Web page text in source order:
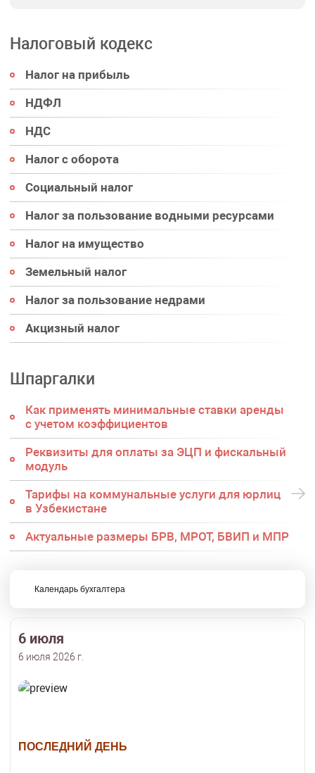
Налоговый кодекс
Налог на прибыль
НДФЛ
НДС
Налог с оборота
Социальный налог
Налог за пользование водными ресурсами
Налог на имущество
Земельный налог
Налог за пользование недрами
Акцизный налог
Шпаргалки
Как применять минимальные ставки аренды
с учетом коэффициентов
Реквизиты для оплаты за ЭЦП и фискальный
модуль
Тарифы на коммунальные услуги для юрлиц
в Узбекистане
Актуальные размеры БРВ, МРОТ, БВИП и МПР
Календарь бухгалтера
6 июля
6 июля 2026 г.
ПОСЛЕДНИЙ ДЕНЬ